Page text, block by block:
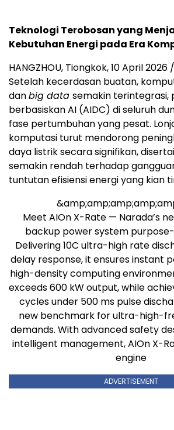
Teknologi Terobosan yang
Kebutuhan Energi pada Era
HANGZHOU, Tiongkok,10 April 2026
Setelah kecerdasan buatan,
danbig data semakin terintegrasi,
berbasiskan AI (AIDC) di seluruh
fase pertumbuhan yang pesat.
komputasi turut mendorong
daya listrik secara signifikan,
semakin rendah terhadap
tuntutan efisiensi energi yang kian
Meet AIOn X-Rate — Narada’s
backup power system
Delivering 10C ultra-high rate
delay response, it ensures instant
high-density computing
exceeds 600 kW output, while
cycles under 500 ms pulse
new benchmark for ultra-high-
demands. With advanced safety
intelligent management, AIOn X-
engine
ADVERTISEMENT